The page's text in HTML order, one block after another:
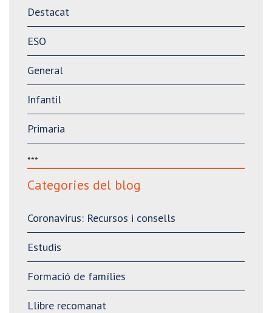
Destacat
ESO
General
Infantil
Primaria
***
Categories del blog
Coronavirus: Recursos i consells
Estudis
Formació de famílies
Llibre recomanat